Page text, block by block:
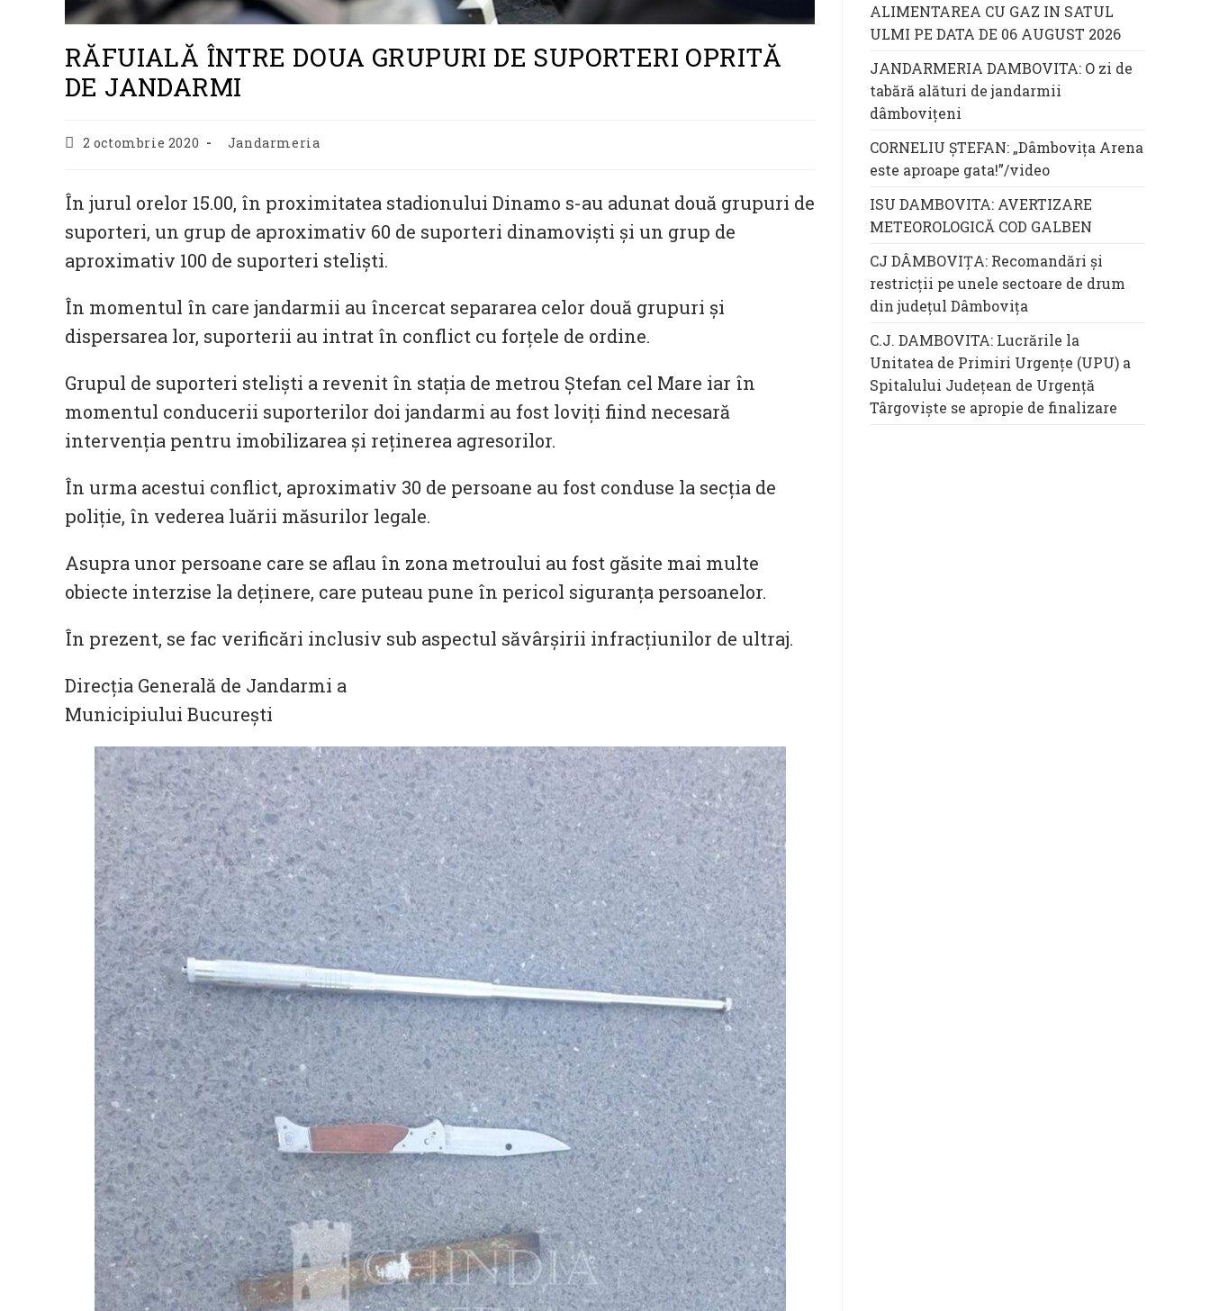
RĂFUIALĂ ÎNTRE DOUA GRUPURI DE SUPORTERI OPRITĂ
DE JANDARMI
Post2 octombrie 2020
Post
Jandarmeria
În jurul orelor 15.00, în proximitatea stadionului Dinamo s-au adunat două grupuri de
suporteri, un grup de aproximativ 60 de suporteri dinamoviști și un grup de
aproximativ 100 de suporteri steliști.
În momentul în care jandarmii au încercat separarea celor două grupuri și
dispersarea lor, suporterii au intrat în conflict cu forțele de ordine.
Grupul de suporteri steliști a revenit în stația de metrou Ștefan cel Mare iar în
momentul conducerii suporterilor doi jandarmi au fost loviți fiind necesară
intervenția pentru imobilizarea și reținerea agresorilor.
În urma acestui conflict, aproximativ 30 de persoane au fost conduse la secția de
poliție, în vederea luării măsurilor legale.
Asupra unor persoane care se aflau în zona metroului au fost găsite mai multe
obiecte interzise la deținere, care puteau pune în pericol siguranța persoanelor.
În prezent, se fac verificări inclusiv sub aspectul săvârșirii infracțiunilor de ultraj.
Direcția Generală de Jandarmi a
Municipiului Bucureşti
ALIMENTAREA CU GAZ IN SATUL
ULMI PE DATA DE 06 AUGUST 2026
JANDARMERIA DAMBOVITA: O zi de
tabără alături de jandarmii
dâmbovițeni
CORNELIU ȘTEFAN: „Dâmbovița Arena
este aproape gata!”/video
ISU DAMBOVITA: AVERTIZARE
METEOROLOGICĂ COD GALBEN
CJ DÂMBOVIȚA: Recomandări și
restricții pe unele sectoare de drum
din județul Dâmbovița
C.J. DAMBOVITA: Lucrările la
Unitatea de Primiri Urgențe (UPU) a
Spitalului Județean de Urgență
Târgoviște se apropie de finalizare